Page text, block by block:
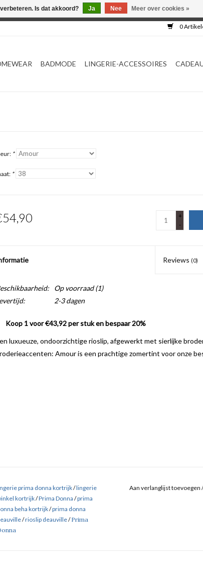
0
BADMODE LINGERIE-ACCESSOIRES
*
*
+
-
Reviews (0)
Op voorraad(1)
2-3 dagen
Koop 1 voor €43,92 per stuk en bespaar 20%
luxueuze, ondoorzichtige rioslip, afgewerkt met sierlijke
Amour is een prachtige zomertint voor onze
prima donna kortrijk/lingerie
kortrijk/Prima Donna /prima
beha kortrijk/prima donna
/rioslip deauville/Prima
Aan verlanglijst toevoegen
Is dat akkoord? Ja Nee Meer over cookies »
werkt met EU maten. .